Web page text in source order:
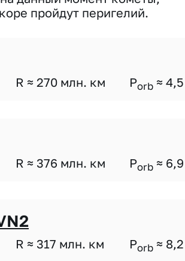
пройдут перигелий.
R ≈ 270 млн. км Porb ≈ 4,5
R ≈ 376 млн. км Porb ≈ 6,9
R ≈ 317 млн. км Porb ≈ 8,2